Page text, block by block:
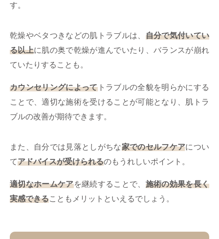
す。
乾燥やベタつきなどの肌トラブルは、 自分で気付いてい
る以上に肌の奥で乾燥が進んでいたり、バランスが崩れ
ていたりすることも。
カウンセリングによってトラブルの全貌を明らかにする
ことで、適切な施術を受けることが可能となり、肌トラ
ブルの改善が期待できます。
また、自分では見落としがちな家でのセルフケアについ
てアドバイスが受けられるのもうれしいポイント。
適切なホームケアを継続することで、 施術の効果を長く
実感できることもメリットといえるでしょう。